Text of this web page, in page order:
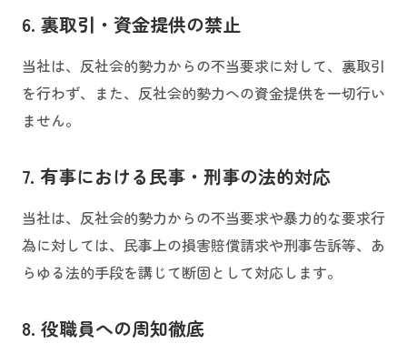
6. 裏取引・資金提供の禁止
当社は、反社会的勢力からの不当要求に対して、裏取引
を行わず、また、反社会的勢力への資金提供を一切行い
ません。
7. 有事における民事・刑事の法的対応
当社は、反社会的勢力からの不当要求や暴力的な要求行
為に対しては、民事上の損害賠償請求や刑事告訴等、あ
らゆる法的手段を講じて断固として対応します。
8. 役職員への周知徹底